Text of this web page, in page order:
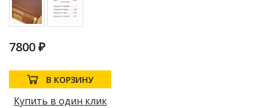
7800 ₽
В КОРЗИНУ
Купить в один клик